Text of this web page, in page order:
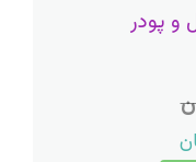
و پودر